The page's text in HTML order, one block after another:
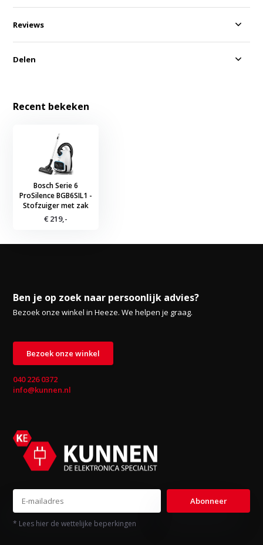
Reviews
Delen
Recent bekeken
Bosch Serie 6
ProSilence BGB6SIL1 -
Stofzuiger met zak
€ 219,-
Ben je op zoek naar persoonlijk advies?
Bezoek onze winkel in Heeze. We helpen je graag.
Bezoek onze winkel
040 226 0372
info@kunnen.nl
Abonneer
* Lees hier de wettelijke beperkingen